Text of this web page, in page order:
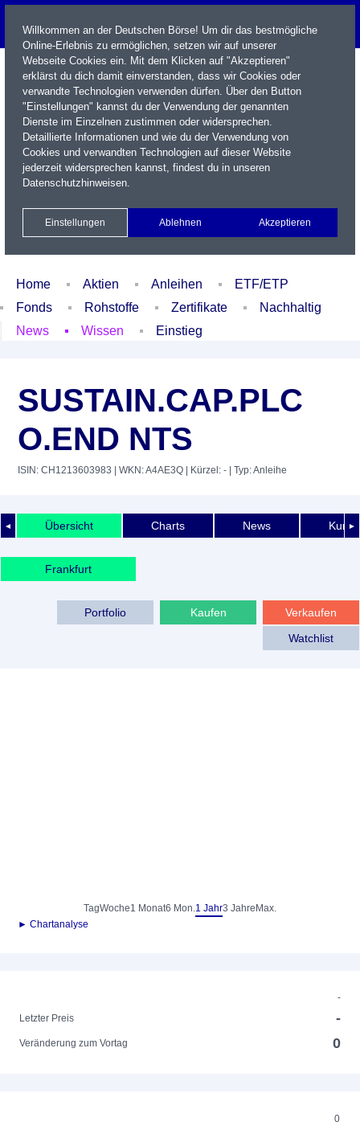
Name / WKN / ISIN / Kürzel
Xetra Realtime
Watchlist Portfolio Login
Home Aktien Anleihen
ETF/ETP
Fonds
Rohstoffe Zertifikate
Nachhaltig
News
Wissen Einstieg
SUSTAIN.CAP.PLC
O.END NTS
ISIN: CH1213603983 | WKN: A4AE3Q | Kürzel: - | Typ: Anleihe
◄ ►
Übersicht Charts News
Frankfurt
Verkaufen
Kaufen
Portfolio
Watchlist
TagWoche1 Monat6 Mon.1 Jahr3 Jahre Max.
► Chartanalyse
-
Letzter Preis
-
Veränderung zum Vortag 0
0
Willkommen an der Deutschen Börse! Um dir das bestmögliche
Online-Erlebnis zu ermöglichen, setzen wir auf unserer
Webseite Cookies ein. Mit dem Klicken auf "Akzeptieren"
erklärst du dich damit einverstanden, dass wir Cookies oder
verwandte Technologien verwenden dürfen. Über den Button
"Einstellungen" kannst du der Verwendung der genannten
Dienste im Einzelnen zustimmen oder widersprechen.
Detaillierte Informationen und wie du der Verwendung von
Cookies und verwandten Technologien auf dieser Website
jederzeit widersprechen kannst, findest du in unseren
Datenschutzhinweisen.
Einstellungen Ablehnen Akzeptieren